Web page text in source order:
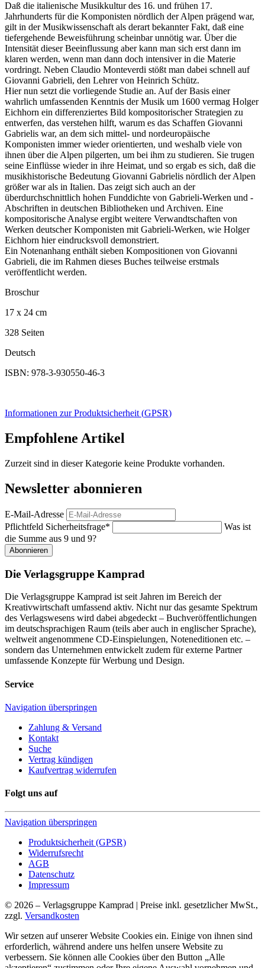
Daß die italienische Musikkultur des 16. und frühen 17.
Jahrhunderts für die Komponisten nördlich der Alpen prägend war,
gilt in der Musikwissenschaft als derart bekannter Fakt, daß eine
tiefergehende Beweisführung scheinbar unnötig war. Über die
Intensität dieser Beeinflussung aber kann man sich erst dann im
klaren werden, wenn man dann doch intensiver in die Materie
vordringt. Neben Claudio Monteverdi stößt man dabei schnell auf
Giovanni Gabrieli, den Lehrer von Heinrich Schütz.
Hier nun setzt die vorliegende Studie an. Auf der Basis einer
wahrlich umfassenden Kenntnis der Musik um 1600 vermag Holger
Eichhorn ein differenziertes Bild kompositorischer Strategien zu
entwerfen, das verstehen hilft, warum es das Schaffen Giovanni
Gabrielis war, an dem sich mittel- und nordeuropäische
Komponisten immer wieder orientierten, und weshalb viele von
ihnen über die Alpen pilgerten, um bei ihm zu studieren. Sie trugen
seine Einflüsse wieder in ihre Heimat, und so ergab es sich, daß die
musikhistorische Bedeutung Giovanni Gabrielis nördlich der Alpen
größer war als in Italien. Das zeigt sich auch an der
überdurchschnittlich hohen Funddichte von Gabrieli-Werken und -
Abschriften in deutschen Bibliotheken und Archiven. Eine
kompositorische Analyse ergibt weitere Verwandtschaften von
Werken deutscher Komponisten mit Gabrieli-Werken, wie Holger
Eichhorn hier eindrucksvoll demonstriert.
Ein Notenanhang enthält sieben Kompositionen von Giovanni
Gabrieli, die im Rahmen dieses Buches teilweise erstmals
veröffentlicht werden.
Broschur
17 x 24 cm
328 Seiten
Deutsch
ISBN: 978-3-930550-46-3
Informationen zur Produktsicherheit (GPSR)
Empfohlene Artikel
Zurzeit sind in dieser Kategorie keine Produkte vorhanden.
Newsletter abonnieren
E-Mail-Adresse
Pflichtfeld Sicherheitsfrage*
Was ist
die Summe aus 9 und 9?
Abonnieren
Die Verlagsgruppe Kamprad
Die Verlagsgruppe Kamprad ist seit Jahren im Bereich der
Kreativwirtschaft umfassend aktiv. Nicht nur das gesamte Spektrum
des Verlagswesens wird dabei abgedeckt – Buchveröffentlichungen
im deutschsprachigen Raum (teils aber auch in englischer Sprache),
weltweit angenommene CD-Einspielungen, Noteneditionen etc. –
sondern das Unternehmen entwickelt zudem für externe Partner
umfassende Konzepte für Werbung und Design.
Service
Navigation überspringen
Zahlung & Versand
Kontakt
Suche
Vertrag kündigen
Kaufvertrag widerrufen
Folgt uns auf
Navigation überspringen
Produktsicherheit (GPSR)
Widerrufsrecht
AGB
Datenschutz
Impressum
© 2026 – Verlagsgruppe Kamprad | Preise inkl. gesetzlicher MwSt.,
zzgl. Versandkosten
Wir setzen auf unserer Website Cookies ein. Einige von ihnen sind
erforderlich, während andere uns helfen unsere Website zu
verbessern. Sie können alle Cookies über den Button „Alle